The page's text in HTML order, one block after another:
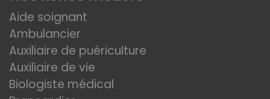
Aide soignant
Ambulancier
Auxiliaire de puériculture
Auxiliaire de vie
Biologiste médical